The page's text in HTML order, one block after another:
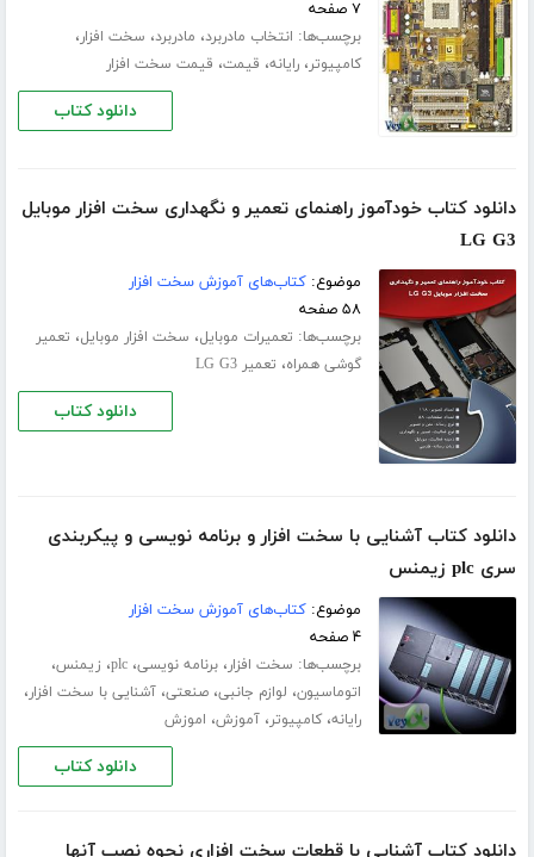
۷ صفحه
برچسب‌ها: انتخاب مادربرد، مادربرد، سخت افزار،
کامپیوتر،رایانه، قیمت، قیمت سخت افزار
دانلود کتاب
دانلود کتاب خودآموز راهنمای تعمیر و نگهداری سخت افزار موبایل
LG G3
موضوع:کتاب‌های آموزش سخت افزار
۵۸ صفحه
برچسب‌ها: تعمیرات موبایل، سخت افزار موبایل، تعمیر
گوشی همراه، تعمیر LG G3
دانلود کتاب
دانلود کتاب آشنایی با سخت افزار و برنامه نویسی و پیکربندی
سری plc زیمنس
موضوع:کتاب‌های آموزش سخت افزار
۴ صفحه
برچسب‌ها: سخت افزار،برنامه نویسی،plc، زیمنس،
اتوماسیون، لوازم جانبی،صنعتی،آشنایی با سخت افزار،
رایانه،کامپیوتر،آموزش، اموزش
دانلود کتاب
دانلود کتاب آشنایی با قطعات سخت افزاری نحوه نصب آنها